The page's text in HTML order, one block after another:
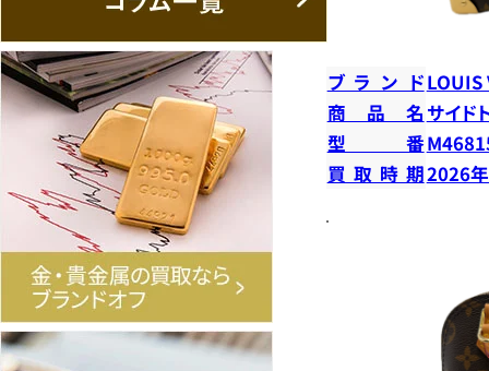
ブランドLOUIS
商品名 サイド
型番
買取時期2026